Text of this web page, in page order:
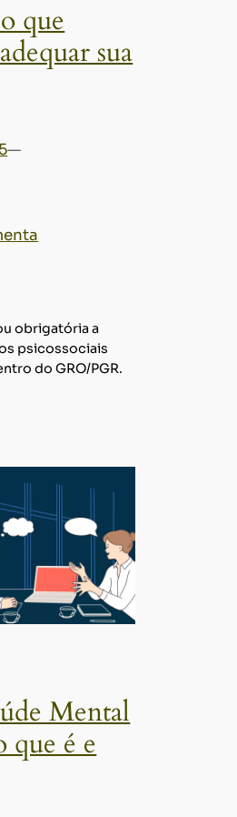
que
sua
—
obrigatória a
psicossociais
do GRO/PGR.
Mental
que é e